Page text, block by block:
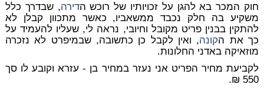
חוק המכר בא להגן על זכויותיו של רוכש הדירה, שבדרך כלל
משקיע בה חלק נכבד ממשאביו, כאשר מתכוון קבלן לא
להתקין בבנין פריט מקובל וחיובי, נראה לי, שעליו להעמיד על
כך את הקונה, ואין לקבל כן כתשובה, שבמיפרט לא נזכרה
מוזאיקה באדני החלונות.
לקביעת מחיר הפריט אני נעזר במחיר בן - עזרא וקובע לו סך
550 ₪.